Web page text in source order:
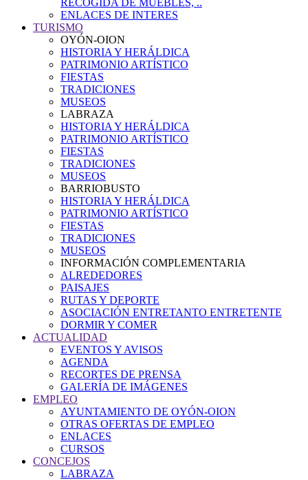
RECOGIDA DE MUEBLES, ..
ENLACES DE INTERES
TURISMO
OYÓN-OION
HISTORIA Y HERÁLDICA
PATRIMONIO ARTÍSTICO
FIESTAS
TRADICIONES
MUSEOS
LABRAZA
HISTORIA Y HERÁLDICA
PATRIMONIO ARTÍSTICO
FIESTAS
TRADICIONES
MUSEOS
BARRIOBUSTO
HISTORIA Y HERÁLDICA
PATRIMONIO ARTÍSTICO
FIESTAS
TRADICIONES
MUSEOS
INFORMACIÓN COMPLEMENTARIA
ALREDEDORES
PAISAJES
RUTAS Y DEPORTE
ASOCIACIÓN ENTRETANTO ENTRETENTE
DORMIR Y COMER
ACTUALIDAD
EVENTOS Y AVISOS
AGENDA
RECORTES DE PRENSA
GALERÍA DE IMÁGENES
EMPLEO
AYUNTAMIENTO DE OYÓN-OION
OTRAS OFERTAS DE EMPLEO
ENLACES
CURSOS
CONCEJOS
LABRAZA